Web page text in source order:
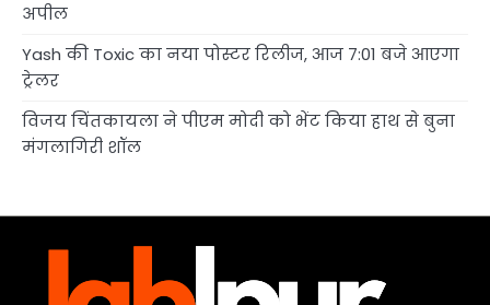
अपील
Yash की Toxic का नया पोस्टर रिलीज, आज 7:01 बजे आएगा
ट्रेलर
विजय चिंतकायला ने पीएम मोदी को भेंट किया हाथ से बुना
मंगलागिरी शॉल